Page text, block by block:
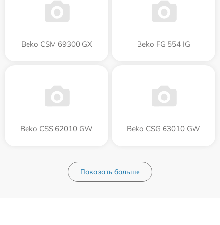
Beko CSM 69300 GX Beko FG 554 IG
Beko CSS 62010 GW Beko CSG 63010 GW
Показать больше